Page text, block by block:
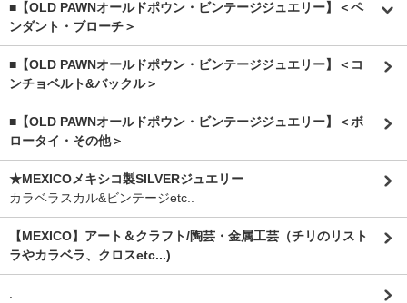
■【OLD PAWNオールドポウン・ビンテージジュエリー】＜ペ
ンダント・ブローチ＞
■【OLD PAWNオールドポウン・ビンテージジュエリー】＜コ
ンチョベルト&バックル＞
■【OLD PAWNオールドポウン・ビンテージジュエリー】＜ボ
ロータイ・その他＞
★MEXICOメキシコ製SILVERジュエリー
カラベラスカル&ビンテージetc..
【MEXICO】アート＆クラフト/陶芸・金属工芸（チリのリスト
ラやカラベラ、クロスetc...)
.